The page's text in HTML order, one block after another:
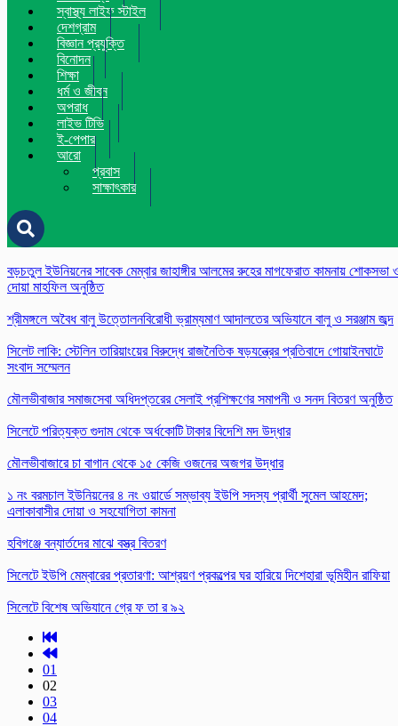
স্বাস্থ্য লাইফ স্টাইল
দেশগ্রাম
বিজ্ঞান প্রযুক্তি
বিনোদন
শিক্ষা
ধর্ম ও জীবন
অপরাধ
লাইভ টিভি
ই-পেপার
আরো
প্রবাস
সাক্ষাৎকার
বড়চতুল ইউনিয়নের সাবেক মেম্বার জাহাঙ্গীর আলমের রুহের মাগফেরাত কামনায় শোকসভা
দোয়া মাহফিল অনুষ্ঠিত
শ্রীমঙ্গলে অবৈধ বালু উত্তোলনবিরোধী ভ্রাম্যমাণ আদালতের অভিযানে বালু ও সরঞ্জাম জব্দ
সিলেট লাকি: স্টেলিন তারিয়াংয়ের বিরুদ্ধে রাজনৈতিক ষড়যন্ত্রের প্রতিবাদে গোয়াইনঘাটে
সংবাদ সম্মেলন
মৌলভীবাজার সমাজসেবা অধিদপ্তরের সেলাই প্রশিক্ষণের সমাপনী ও সনদ বিতরণ অনুষ্ঠিত
সিলেটে পরিত্যক্ত গুদাম থেকে অর্ধকোটি টাকার বিদেশি মদ উদ্ধার
মৌলভীবাজারে চা বাগান থেকে ১৫ কেজি ওজনের অজগর উদ্ধার
১ নং বরমচাল ইউনিয়নের ৪ নং ওয়ার্ডে সম্ভাব্য ইউপি সদস্য প্রার্থী সুমেল আহমেদ;
এলাকাবাসীর দোয়া ও সহযোগিতা কামনা
হবিগঞ্জে বন্যার্তদের মাঝে বস্ত্র বিতরণ
​সিলেটে ইউপি মেম্বারের প্রতারণা: আশ্রয়ণ প্রকল্পের ঘর হারিয়ে দিশেহারা ভূমিহীন রাফিয়া
সিলেটে বিশেষ অভিযানে গ্রে ফ তা র ৯২
01
02
03
04